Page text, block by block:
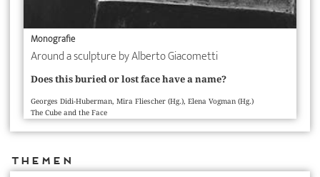
Monografie
Around a sculpture by Alberto Giacometti
Does this buried or lost face have a name?
Georges Didi-Huberman, Mira Fliescher (Hg.), Elena Vogman (Hg.)
The Cube and the Face
Themen